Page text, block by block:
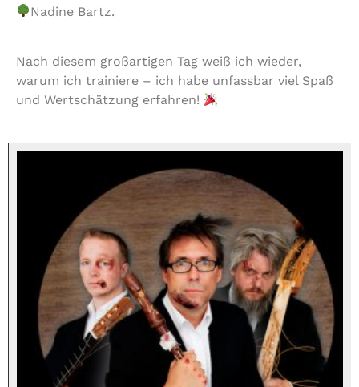
Nadine Bartz.
Nach diesem großartigen Tag weiß ich wieder,
warum ich trainiere – ich habe unfassbar viel Spaß
und Wertschätzung erfahren!